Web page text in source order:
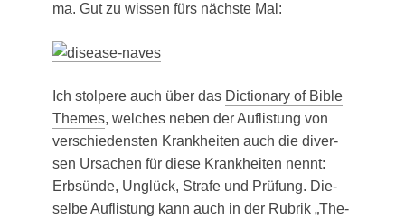
ma. Gut zu wis­sen fürs nächs­te Mal:
Ich stol­pe­re auch über das Dic­tion­a­ry of Bible
The­mes, wel­ches neben der Auf­lis­tung von
ver­schie­dens­ten Krank­hei­ten auch die diver­
sen Ursa­chen für die­se Krank­hei­ten nennt:
Erb­sün­de, Unglück, Stra­fe und Prü­fung. Die­
sel­be Auf­lis­tung kann auch in der Rubrik „The­